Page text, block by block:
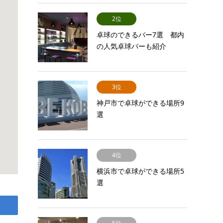
2位
卓球のできるバー7選 都内
の人気卓球バーも紹介
3位
神戸市で卓球ができる場所9
選
4位
横浜市で卓球ができる場所5
選